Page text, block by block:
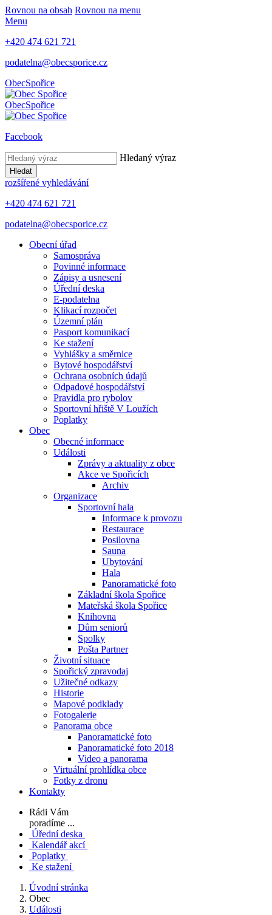
Rovnou na obsah Rovnou na menu
Menu
+420 474 621 721
podatelna@obecsporice.cz
ObecSpořice
ObecSpořice
Facebook
Hledaný výraz
Hledat
rozšířené vyhledávání
+420 474 621 721
podatelna@obecsporice.cz
Obecní úřad
Samospráva
Povinné informace
Zápisy a usnesení
Úřední deska
E-podatelna
Klikací rozpočet
Územní plán
Pasport komunikací
Ke stažení
Vyhlášky a směrnice
Bytové hospodářství
Ochrana osobních údajů
Odpadové hospodářství
Pravidla pro rybolov
Sportovní hřiště V Loužích
Poplatky
Obec
Obecné informace
Události
Zprávy a aktuality z obce
Akce ve Spořicích
Archiv
Organizace
Sportovní hala
Informace k provozu
Restaurace
Posilovna
Sauna
Ubytování
Hala
Panoramatické foto
Základní škola Spořice
Mateřská škola Spořice
Knihovna
Dům seniorů
Spolky
Pošta Partner
Životní situace
Spořický zpravodaj
Užitečné odkazy
Historie
Mapové podklady
Fotogalerie
Panorama obce
Panoramatické foto
Panoramatické foto 2018
Video a panorama
Virtuální prohlídka obce
Fotky z dronu
Kontakty
Rádi Vám
poradíme ...
Úřední deska
Kalendář akcí
Poplatky
Ke stažení
Úvodní stránka
Obec
Události